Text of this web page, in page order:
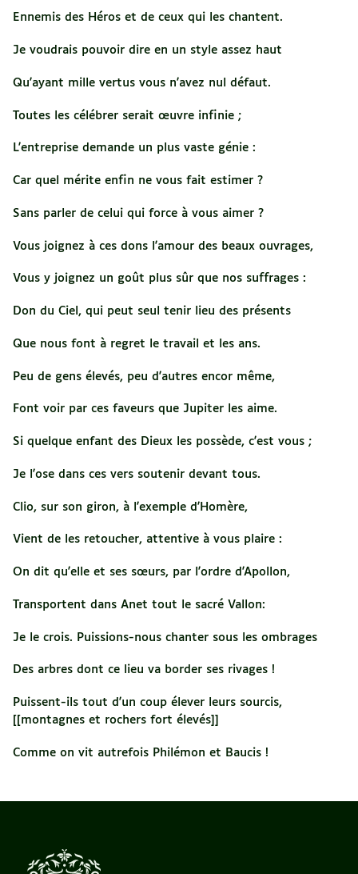
Ennemis des Héros et de ceux qui les chantent.
Je voudrais pouvoir dire en un style assez haut
Qu'ayant mille vertus vous n'avez nul défaut.
Toutes les célébrer serait œuvre infinie ;
L'entreprise demande un plus vaste génie :
Car quel mérite enfin ne vous fait estimer ?
Sans parler de celui qui force à vous aimer ?
Vous joignez à ces dons l'amour des beaux ouvrages,
Vous y joignez un goût plus sûr que nos suffrages :
Don du Ciel, qui peut seul tenir lieu des présents
Que nous font à regret le travail et les ans.
Peu de gens élevés, peu d'autres encor même,
Font voir par ces faveurs que Jupiter les aime.
Si quelque enfant des Dieux les possède, c'est vous ;
Je l'ose dans ces vers soutenir devant tous.
Clio, sur son giron, à l'exemple d'Homère,
Vient de les retoucher, attentive à vous plaire :
On dit qu'elle et ses sœurs, par l'ordre d'Apollon,
Transportent dans Anet tout le sacré Vallon:
Je le crois. Puissions-nous chanter sous les ombrages
Des arbres dont ce lieu va border ses rivages !
Puissent-ils tout d'un coup élever leurs sourcis,
[[montagnes et rochers fort élevés]]
Comme on vit autrefois Philémon et Baucis !